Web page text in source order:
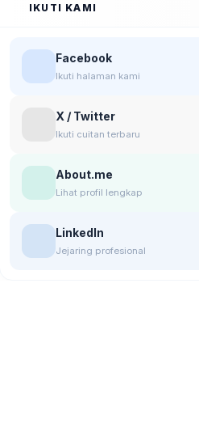
IKUTI KAMI
Facebook
Ikuti halaman kami
X / Twitter
Ikuti cuitan terbaru
About.me
Lihat profil lengkap
LinkedIn
Jejaring profesional